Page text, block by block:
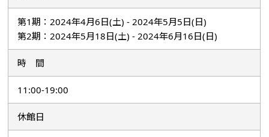
第1期：2024年4月6日(土) - 2024年5月5日(日)
第2期：2024年5月18日(土) - 2024年6月16日(日)
時 間
11:00-19:00
休館日